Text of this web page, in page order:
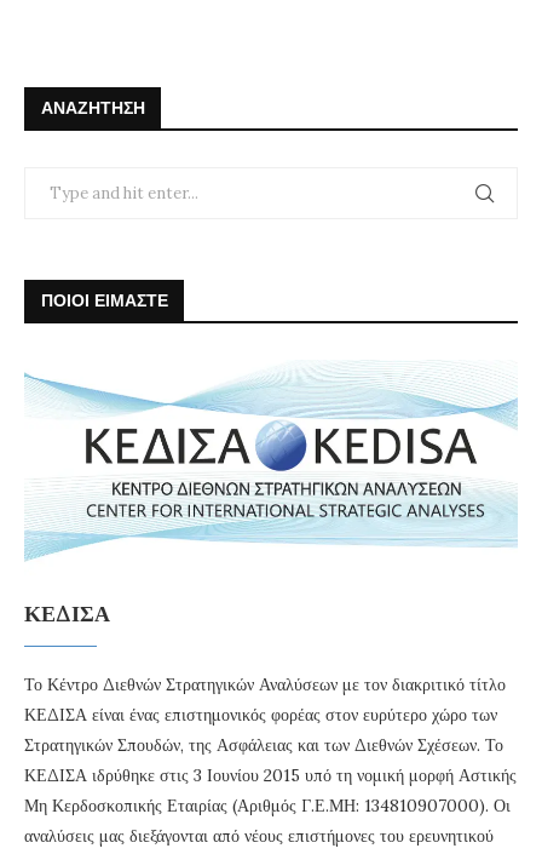
ΑΝΑΖΉΤΗΣΗ
ΠΟΙΟΙ ΕΙΜΑΣΤΕ
ΚΕΔΙΣΑ
Το Κέντρο Διεθνών Στρατηγικών Αναλύσεων με τον διακριτικό τίτλο
ΚΕΔΙΣΑ είναι ένας επιστημονικός φορέας στον ευρύτερο χώρο των
Στρατηγικών Σπουδών, της Ασφάλειας και των Διεθνών Σχέσεων. Το
ΚΕΔΙΣΑ ιδρύθηκε στις 3 Ιουνίου 2015 υπό τη νομική μορφή Αστικής
Μη Κερδοσκοπικής Εταιρίας (Αριθμός Γ.Ε.ΜΗ: 134810907000). Οι
αναλύσεις μας διεξάγονται από νέους επιστήμονες του ερευνητικού